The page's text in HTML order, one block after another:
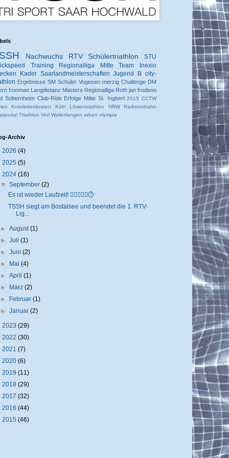
Nachwuchs RTV Schülertriathlon
STU
Training Regionalliga Mitte
Team Inexio
Kader Saarlandmeisterschaften Jugend B city-
Ergebnisse SM Schüler Vogesen merzig Challenge DM
Ironman Langdistanz Masters Regionalliga Roth jan frodeno
Sobernheim Club-Ride Erfolge Mitte St. Ingbert 2015 CCTW
Kotelettenbraten Köln Löwentriathlon NRW
Radrennbahn
Triathlon Verl Wallerfangen athen olympia
Archiv
2026 (4)
2025 (5)
2024 (16)
▼September(2)
Es ist wieder Laufzeit! 🏃🏼‍♂️🏃‍♀⏱️
TSSH siegt am Bostalsee und beendet die 1. RTV-
Lig...
►August(1)
►Juli(1)
►Juni(2)
►
Mai(4)
►April(1)
►
März(2)
►
Februar(1)
►Januar(2)
2023 (29)
2022 (30)
2021 (7)
2020 (6)
2019 (11)
2018 (29)
2017 (32)
2016 (44)
2015 (46)